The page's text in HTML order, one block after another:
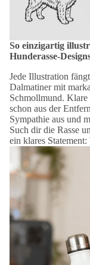
So einzigartig
Hunderasse-
Jede Illustration
Dalmatiner mit
Schmollmund.
schon aus der
Sympathie aus und
Such dir die Rasse
ein klares